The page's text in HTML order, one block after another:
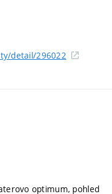
detail/296022
optimum, pohled